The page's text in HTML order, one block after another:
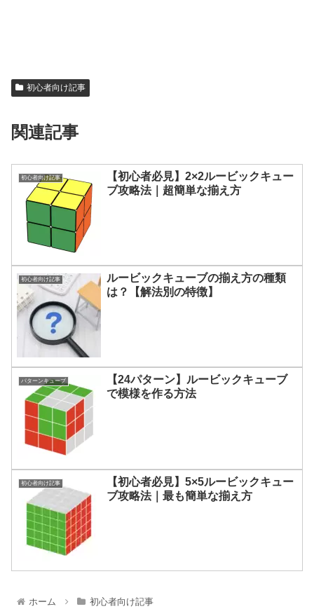
初心者向け記事
関連記事
初心者向け記事
【初心者必見】2×2ルービックキュー
ブ攻略法｜超簡単な揃え方
初心者向け記事
ルービックキューブの揃え方の種類
は？【解法別の特徴】
パターンキューブ
【24パターン】ルービックキューブ
で模様を作る方法
初心者向け記事
【初心者必見】5×5ルービックキュー
ブ攻略法｜最も簡単な揃え方
ホーム 初心者向け記事